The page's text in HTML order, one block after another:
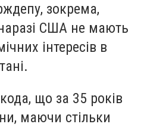
зокрема,
США не мають
інтересів в
що за 35 років
маючи стільки